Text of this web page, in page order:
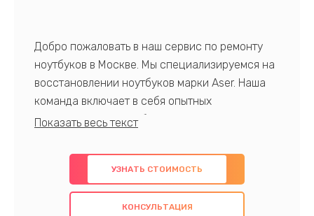
Добро пожаловать в наш сервис по ремонту
ноутбуков в Москве. Мы специализируемся на
восстановлении ноутбуков марки Aser. Наша
команда включает в себя опытных
профессионалов с обширными знаниями и
предлагаем быстрый и качественный ремонт с
использованием оригинальных компонентов, а
также гарантируем качество всех
проведенных работ. Наша цель - предоставить
УЗНАТЬ СТОИМОСТЬ
КОНСУЛЬТАЦИЯ